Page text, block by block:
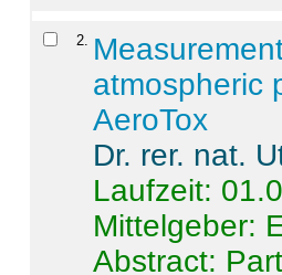
2
atmospheric
AeroTox
Dr. rer. nat.
Laufzeit:
Mittelgeber:
Abstract: